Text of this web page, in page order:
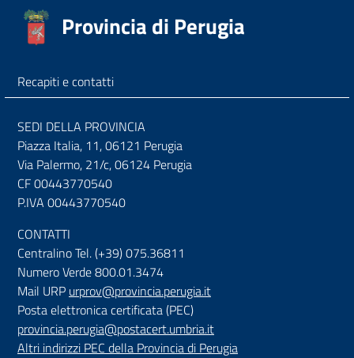
Provincia di Perugia
Recapiti e contatti
SEDI DELLA PROVINCIA
Piazza Italia, 11, 06121 Perugia
Via Palermo, 21/c, 06124 Perugia
CF 00443770540
P.IVA 00443770540
CONTATTI
Centralino Tel. (+39) 075.36811
Numero Verde 800.01.3474
Mail URP urprov@provincia.perugia.it
Posta elettronica certificata (PEC)
provincia.perugia@postacert.umbria.it
Altri indirizzi PEC della Provincia di Perugia